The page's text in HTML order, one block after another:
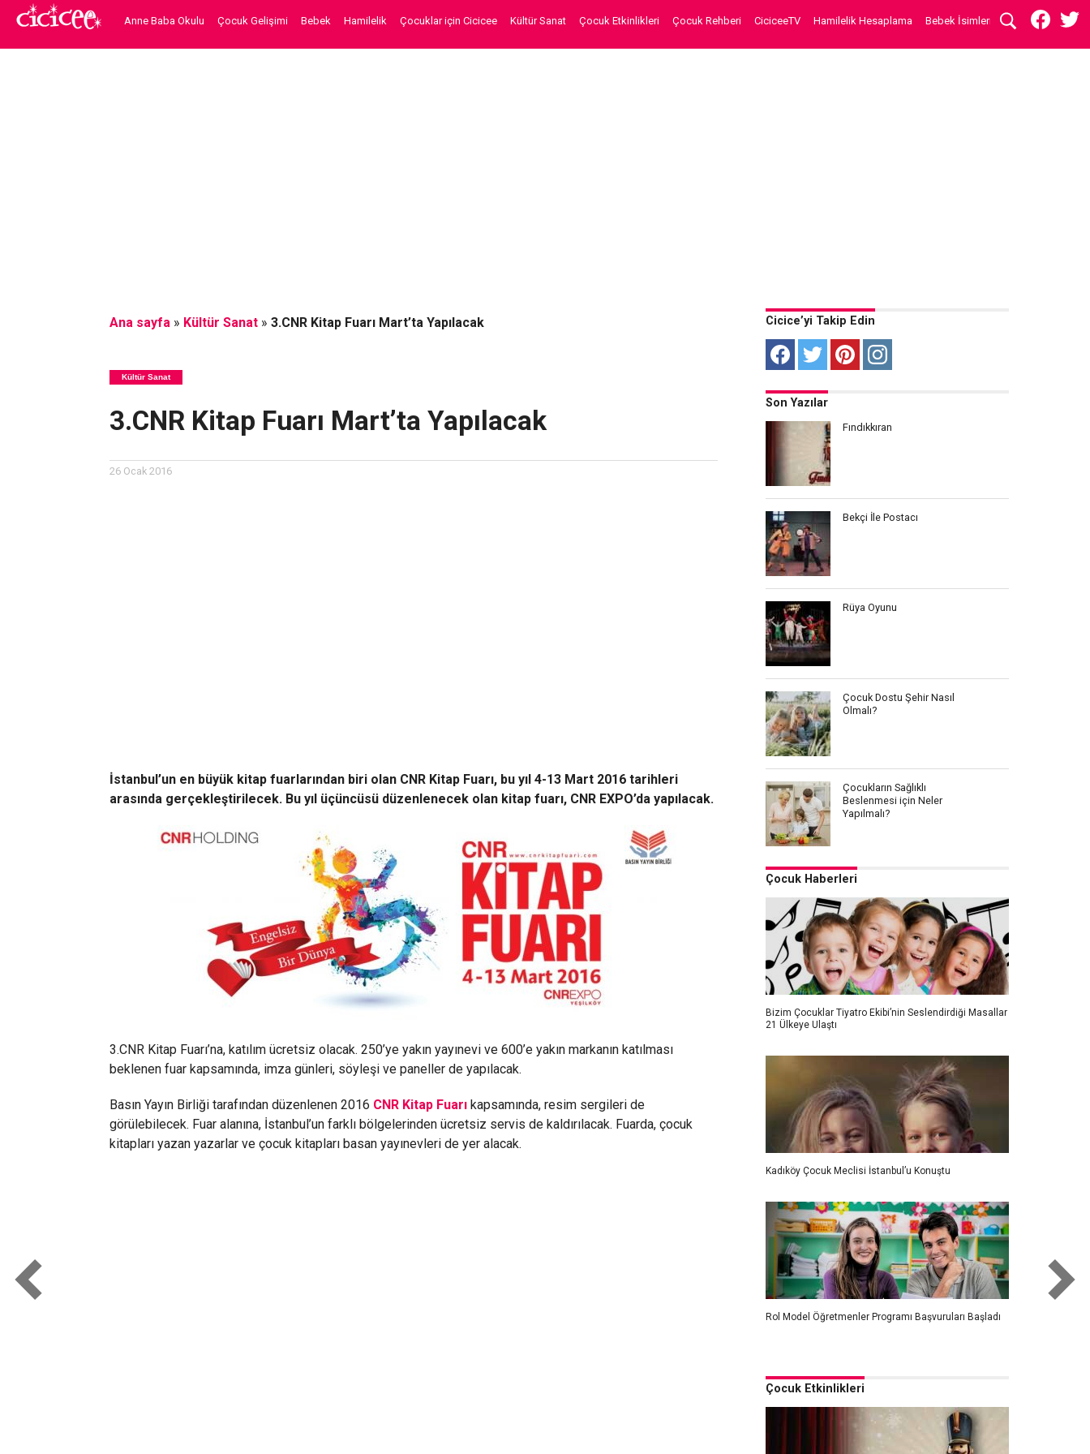
Anne Baba Okulu Çocuk Gelişimi Bebek Hamilelik Çocuklar için Cicicee Kültür Sanat Çocuk Etkinlikleri Çocuk Rehberi CiciceeTV Hamilelik Hesaplama Bebek İsimleri
Ana sayfa» Kültür Sanat» 3.CNR Kitap Fuarı Mart’ta Yapılacak
Kültür Sanat
3.CNR Kitap Fuarı Mart’ta Yapılacak
26 Ocak 2016
İstanbul’un en büyük kitap fuarlarından biri olan CNR Kitap Fuarı, bu yıl 4-13 Mart 2016 tarihleri
arasında gerçekleştirilecek. Bu yıl üçüncüsü düzenlenecek olan kitap fuarı, CNR EXPO’da yapılacak.
3.CNR Kitap Fuarı’na, katılım ücretsiz olacak. 250’ye yakın yayınevi ve 600’e yakın markanın katılması
beklenen fuar kapsamında, imza günleri, söyleşi ve paneller de yapılacak.
Basın Yayın Birliği tarafından düzenlenen 2016 CNR Kitap Fuarıkapsamında, resim sergileri de
görülebilecek. Fuar alanına, İstanbul’un farklı bölgelerinden ücretsiz servis de kaldırılacak. Fuarda, çocuk
kitapları yazan yazarlar ve çocuk kitapları basan yayınevleri de yer alacak.
Cicice’yi Takip Edin
Son Yazılar
Fındıkkıran
Bekçi İle Postacı
Rüya Oyunu
Çocuk Dostu Şehir Nasıl
Olmalı?
Çocukların Sağlıklı
Beslenmesi için Neler
Yapılmalı?
Çocuk Haberleri
Bizim Çocuklar Tiyatro Ekibi’nin Seslendirdiği Masallar
21 Ülkeye Ulaştı
Kadıköy Çocuk Meclisi İstanbul’u Konuştu
Rol Model Öğretmenler Programı Başvuruları Başladı
Çocuk Etkinlikleri